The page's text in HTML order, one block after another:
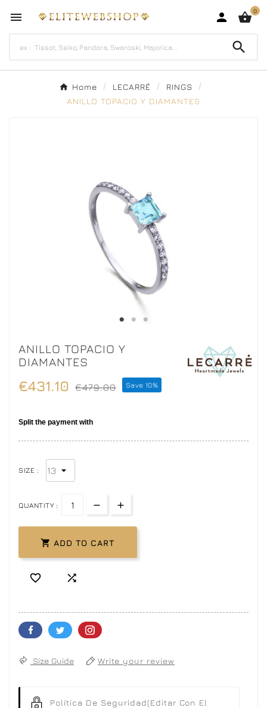
  0

Home LECARRÉ
RINGS
ANILLO TOPACIO Y DIAMANTES
ANILLO TOPACIO Y
DIAMANTES
€431.10 €479.00 Save 10%
SIZE :
QUANTITY :
 ADD TO CART
 
Size Guide Write your review
Política De Seguridad(editar Con El